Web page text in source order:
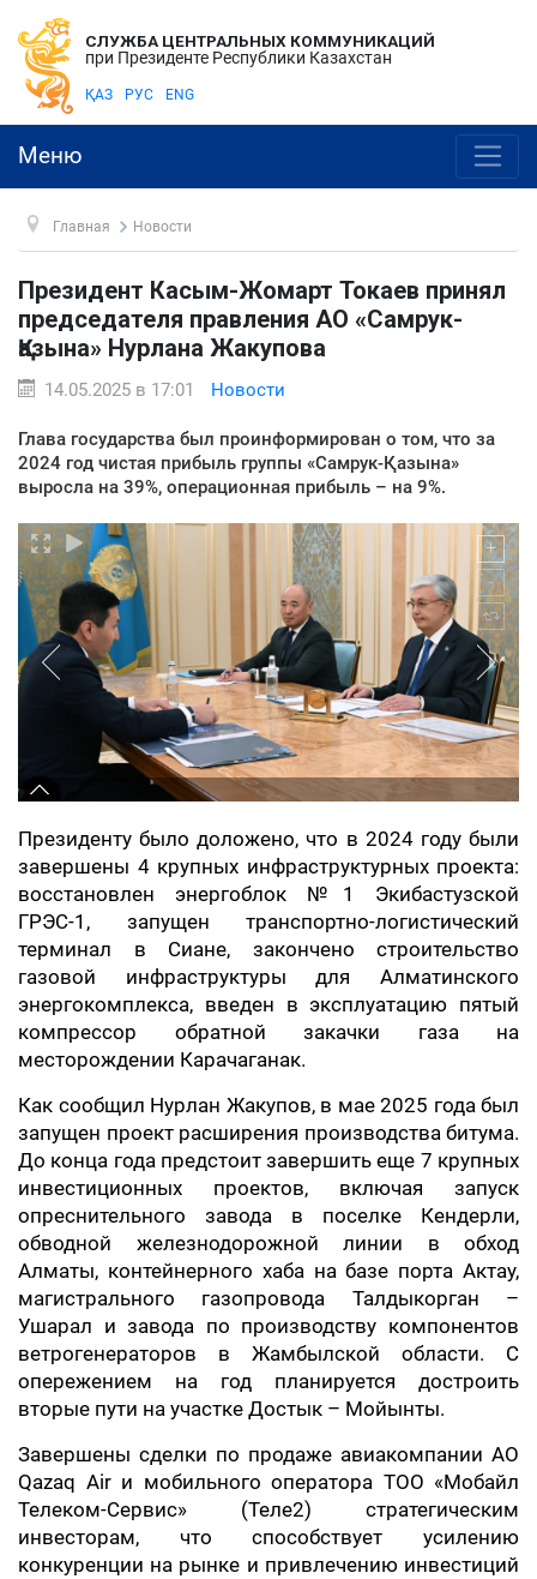
СЛУЖБА ЦЕНТРАЛЬНЫХ КОММУНИКАЦИЙ
при Президенте Республики Казахстан
ҚАЗ РУС ENG
Меню
Главная Новости
Президент Касым-Жомарт Токаев принял
председателя правления АО «Самрук-
Қазына» Нурлана Жакупова
14.05.2025 в 17:01 Новости
Глава государства был проинформирован о том, что за
2024 год чистая прибыль группы «Самрук-Қазына»
выросла на 39%, операционная прибыль – на 9%.
Президенту было доложено, что в 2024 году были
завершены 4 крупных инфраструктурных проекта:
восстановлен энергоблок №1 Экибастузской
ГРЭС-1, запущен транспортно-логистический
терминал в Сиане, закончено строительство
газовой инфраструктуры для Алматинского
энергокомплекса, введен в эксплуатацию пятый
компрессор обратной закачки газа на
месторождении Карачаганак.
Как сообщил Нурлан Жакупов, в мае 2025 года был
запущен проект расширения производства битума.
До конца года предстоит завершить еще 7 крупных
инвестиционных проектов, включая запуск
опреснительного завода в поселке Кендерли,
обводной железнодорожной линии в обход
Алматы, контейнерного хаба на базе порта Актау,
магистрального газопровода Талдыкорган –
Ушарал и завода по производству компонентов
ветрогенераторов в Жамбылской области. С
опережением на год планируется достроить
вторые пути на участке Достык – Мойынты.
Завершены сделки по продаже авиакомпании АО
Qazaq Air и мобильного оператора ТОО «Мобайл
Телеком-Сервис» (Теле2) стратегическим
инвесторам, что способствует усилению
конкуренции на рынке и привлечению инвестиций